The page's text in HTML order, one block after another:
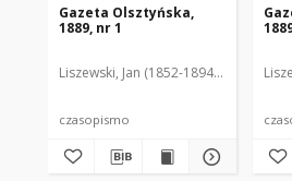
Gazeta Olsztyńska,
1889, nr 1
Liszewski, Jan (1852-1894). Red.
czasopismo